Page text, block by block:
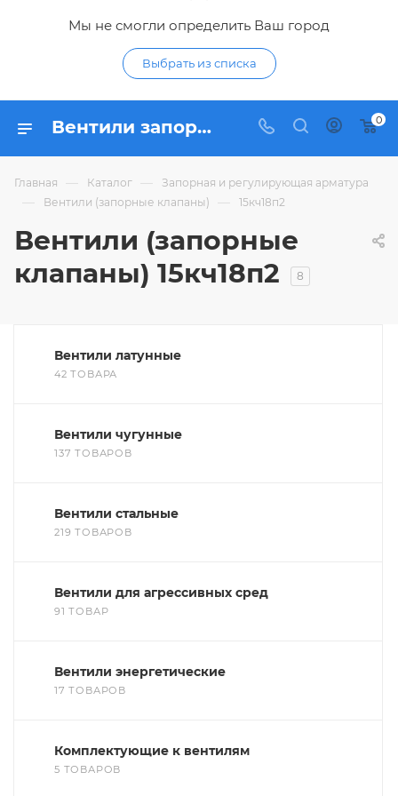
Мы не смогли определить Ваш город
Выбрать из списка
Вентили запорные 15кч18п2 - купить запорный клапан 15кч18п2 по низким ценам в интернет-магазине Гидропромтехника в Курске 0
Главная — Каталог — Запорная и регулирующая арматура
— Вентили (запорные клапаны) — 15кч18п2
Вентили (запорные
клапаны) 15кч18п2
8
Вентили латунные
42 ТОВАРА
Вентили чугунные
137 ТОВАРОВ
Вентили стальные
219 ТОВАРОВ
Вентили для агрессивных сред
91 ТОВАР
Вентили энергетические
17 ТОВАРОВ
Комплектующие к вентилям
5 ТОВАРОВ